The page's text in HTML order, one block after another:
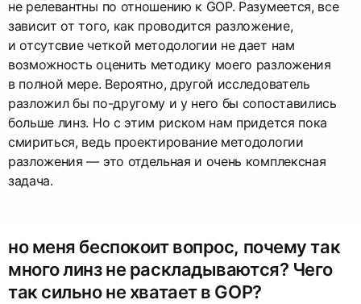
не релевантны по отношению к GOP. Разумеется, все
зависит от того, как проводится разложение,
и отсутсвие четкой методологии не дает нам
возможность оценить методику моего разложения
в полной мере. Вероятно, другой исследователь
разложил бы по-другому и у него бы сопоставились
больше линз. Но с этим риском нам придется пока
смириться, ведь проектирование методологии
разложения — это отдельная и очень комплексная
задача.
но меня беспокоит вопрос, почему так
много линз не раскладываются? Чего
так сильно не хватает в GOP?